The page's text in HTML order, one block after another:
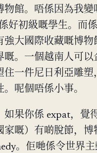
物館。唔係因為我變
好初級嘅學生。而
強大國際收藏嘅博物
嘅。一個越南人可以
住一件尼日利亞雕塑
呢個唔係小事。
如果你係 expat，覺
家嘅）有啲脫節，博
。佢哋係令世界